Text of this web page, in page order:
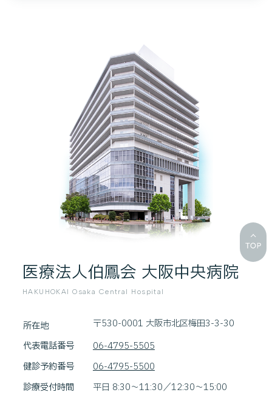
医療法人伯鳳会 大阪中央病院
HAKUHOKAI Osaka Central Hospital
所在地
〒530-0001 大阪市北区梅田3-3-30
代表電話番号
06-4795-5505
健診予約番号
06-4795-5500
診療受付時間
平日 8:30～11:30／12:30～15:00